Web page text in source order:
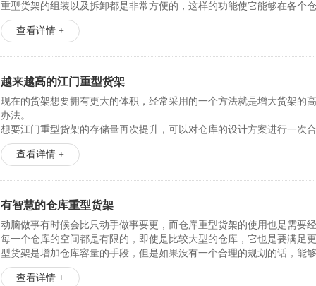
重型货架的组装以及拆卸都是非常方便的，这样的功能使它能够在各个
度...
查看详情 +
越来越高的江门重型货架
现在的货架想要拥有更大的体积，经常采用的一个方法就是增大货架的
办法。
想要江门重型货架的存储量再次提升，可以对仓库的设计方案进行一次
理想的仓库存储量。除此之外可以根据仓库的高度来增加重型货架的高
查看详情 +
有智慧的仓库重型货架
动脑做事有时候会比只动手做事要更，而仓库重型货架的使用也是需要经
每一个仓库的空间都是有限的，即使是比较大型的仓库，它也是要满足
型货架是增加仓库容量的手段，但是如果没有一个合理的规划的话，能
其是现...
查看详情 +